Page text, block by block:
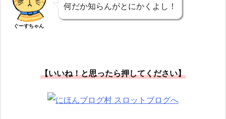
ぐーすちゃん
何だか知らんがとにかくよし！
【いいね！と思ったら押してください】